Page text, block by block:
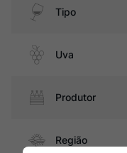
Tipo
Uva
Produtor
Região